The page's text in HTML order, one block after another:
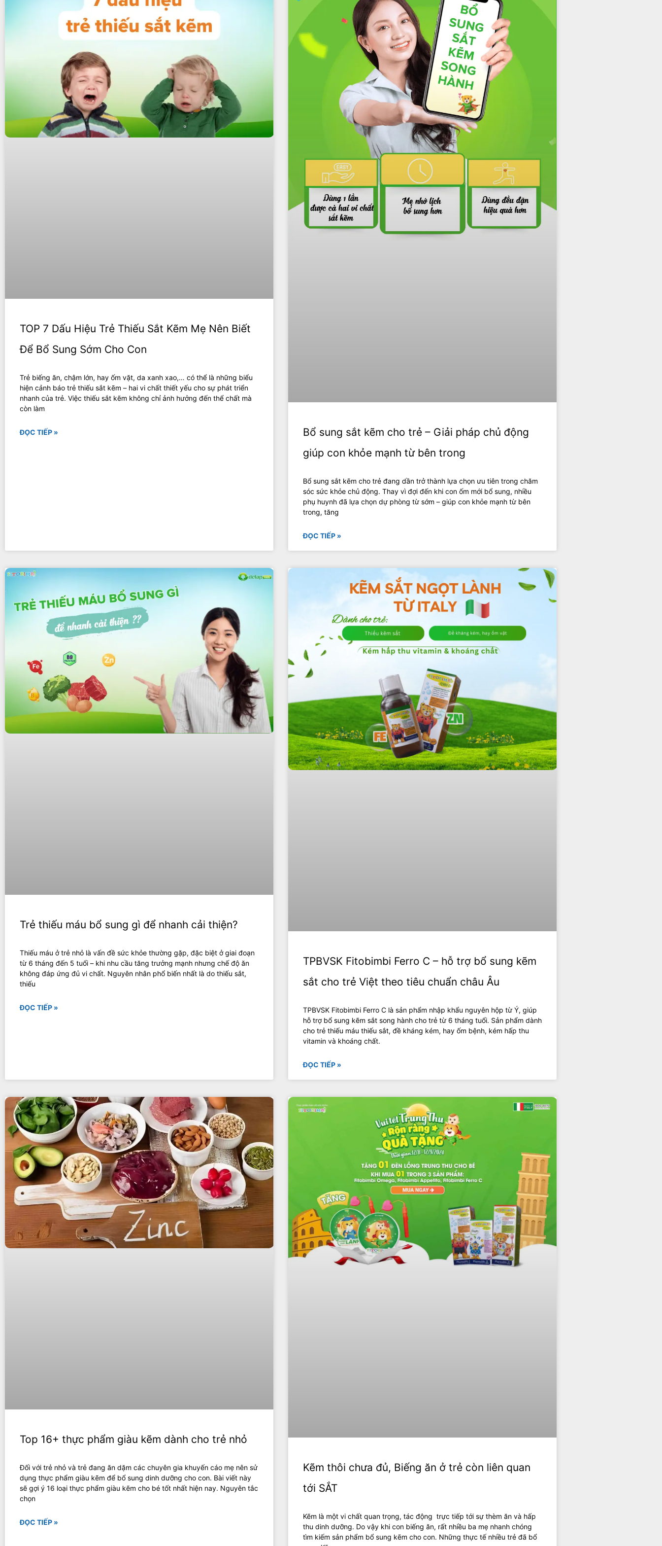
TOP 7 Dấu Hiệu Trẻ Thiếu Sắt Kẽm Mẹ Nên Biết
Để Bổ Sung Sớm Cho Con
Trẻ biếng ăn, chậm lớn, hay ốm vặt, da xanh xao,… có thể là những biểu
hiện cảnh báo trẻ thiếu sắt kẽm – hai vi chất thiết yếu cho sự phát triển
nhanh của trẻ. Việc thiếu sắt kẽm không chỉ ảnh hưởng đến thể chất mà
còn làm
ĐỌC TIẾP »
Bổ sung sắt kẽm cho trẻ – Giải pháp chủ động
giúp con khỏe mạnh từ bên trong
Bổ sung sắt kẽm cho trẻ đang dần trở thành lựa chọn ưu tiên trong chăm
sóc sức khỏe chủ động. Thay vì đợi đến khi con ốm mới bổ sung, nhiều
phụ huynh đã lựa chọn dự phòng từ sớm – giúp con khỏe mạnh từ bên
trong, tăng
ĐỌC TIẾP »
Trẻ thiếu máu bổ sung gì để nhanh cải thiện?
Thiếu máu ở trẻ nhỏ là vấn đề sức khỏe thường gặp, đặc biệt ở giai đoạn
từ 6 tháng đến 5 tuổi – khi nhu cầu tăng trưởng mạnh nhưng chế độ ăn
không đáp ứng đủ vi chất. Nguyên nhân phổ biến nhất là do thiếu sắt,
thiếu
ĐỌC TIẾP »
TPBVSK Fitobimbi Ferro C – hỗ trợ bổ sung kẽm
sắt cho trẻ Việt theo tiêu chuẩn châu Âu
TPBVSK Fitobimbi Ferro C là sản phẩm nhập khẩu nguyên hộp từ Ý, giúp
hỗ trợ bổ sung kẽm sắt song hành cho trẻ từ 6 tháng tuổi. Sản phẩm dành
cho trẻ thiếu máu thiếu sắt, đề kháng kém, hay ốm bệnh, kém hấp thu
vitamin và khoáng chất.
ĐỌC TIẾP »
Top 16+ thực phẩm giàu kẽm dành cho trẻ nhỏ
Đối với trẻ nhỏ và trẻ đang ăn dặm các chuyên gia khuyến cáo mẹ nên sử
dụng thực phẩm giàu kẽm để bổ sung dinh dưỡng cho con. Bài viết này
sẽ gợi ý 16 loại thực phẩm giàu kẽm cho bé tốt nhất hiện nay. Nguyên tắc
chọn
ĐỌC TIẾP »
Kẽm thôi chưa đủ, Biếng ăn ở trẻ còn liên quan
tới SẮT
Kẽm là một vi chất quan trọng, tác động trực tiếp tới sự thèm ăn và hấp
thu dinh dưỡng. Do vậy khi con biếng ăn, rất nhiều ba mẹ nhanh chóng
tìm kiếm sản phẩm bổ sung kẽm cho con. Những thực tế nhiều trẻ đã bổ